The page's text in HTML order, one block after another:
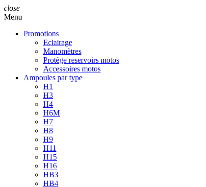
close
Menu
Promotions
Eclairage
Manomètres
Protège reservoirs motos
Accessoires motos
Ampoules par type
H1
H3
H4
H6M
H7
H8
H9
H11
H15
H16
HB3
HB4